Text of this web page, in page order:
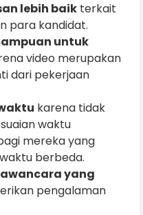
lebih baik terkait
para kandidat.
untuk
video merupakan
dari pekerjaan
karena tidak
waktu
mereka yang
berbeda.
yang
pengalaman